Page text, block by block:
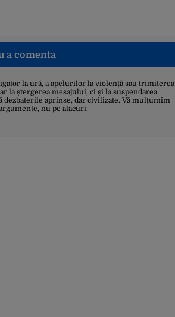
a comenta
la ură, a apelurilor la violență sau trimiterea
la ștergerea mesajului, ci și la suspendarea
dezbaterile aprinse, dar civilizate. Vă mulțumim
nu pe atacuri.